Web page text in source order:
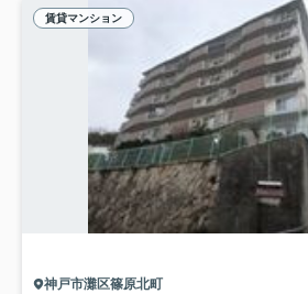
賃貸マンション
神戸市灘区篠原北町